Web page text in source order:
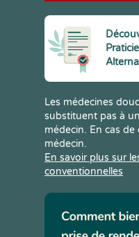
Les médecines
substituent pas à
médecin. En cas
médecin.
En savoir plus sur
conventionnelles